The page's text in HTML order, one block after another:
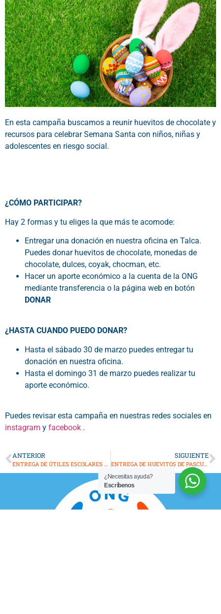
En esta campaña buscamos a reunir huevitos de chocolate y
recursos para celebrar Semana Santa con niños, niñas y
adolescentes en riesgo social.
¿CÓMO PARTICIPAR?
Hay 2 formas y tu eliges la que más te acomode:
Entregar una donación en nuestra oficina en Talca.
Puedes donar huevitos de chocolate, monedas de
chocolate, dulces, coyak, chocman, etc.
Hacer un aporte económico a la cuenta de la ONG
mediante transferencia o la página web en botón
DONAR
¿HASTA CUANDO PUEDO DONAR?
Hasta el sábado 30 de marzo puedes entregar tu
donación en nuestra oficina.
Hasta el domingo 31 de marzo puedes realizar tu
aporte económico.
Puedes revisar esta campaña en nuestras redes sociales en
instagram y facebook .
ANTERIOR
ENTREGA DE ÚTILES ESCOLARES Y VISITA A RESIDENCIA
SIGUIENTE
ENTREGA DE HUEVITOS DE PASCUA A NIÑOS Y NIÑAS
¿Necesitas ayuda?
Escríbenos